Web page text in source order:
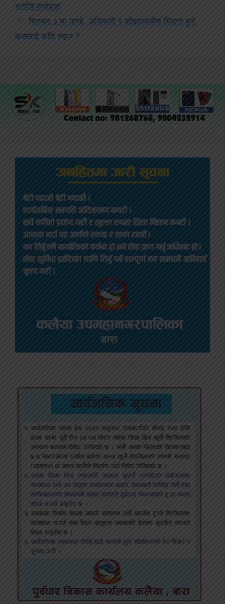
सन्तोष कुशवाहा
चितवन ३ मा पाण्डे, अधिकारी र कोइरालाबीच भिडन्त हुने,
कसलाई कति सहज ?